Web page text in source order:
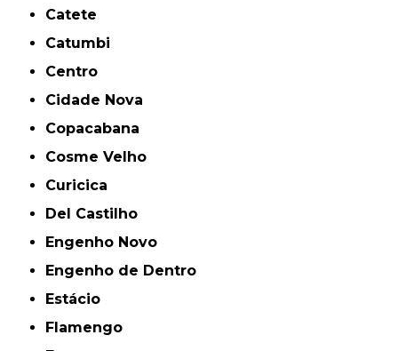
Catete
Catumbi
Centro
Cidade Nova
Copacabana
Cosme Velho
Curicica
Del Castilho
Engenho Novo
Engenho de Dentro
Estácio
Flamengo